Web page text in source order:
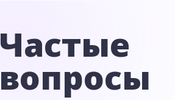
Частые
вопросы